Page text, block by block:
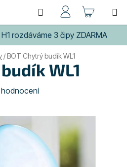
rozdáváme 3 čipy ZDARMA
Hledat
KOŠÍK
/BOT Chytrý budík WL1
WL1